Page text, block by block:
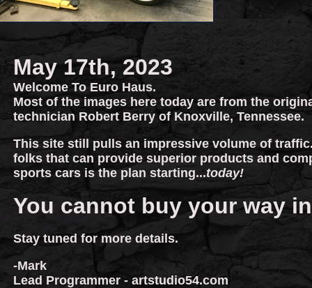
May 17th, 2023
Welcome To Euro Haus.
Most of the images here today are from the
technician Robert Berry of Knoxville, Tennessee.
This site still pulls an impressive volume of
folks that can provide superior products and
sports cars is the plan starting...today!
You cannot buy your way
Stay tuned for more details.
-Mark
Lead Programmer -artstudio54.com